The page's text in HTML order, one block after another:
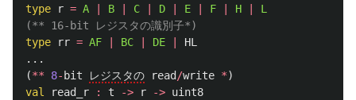
type
r = A B C D E F H
L
(** 16-bit レジスタの識別子*)
type
rr = AF BC DE
HL
...
(** 8- bit レジスタの read /write *)
val
read_r : t -> r -> uint8